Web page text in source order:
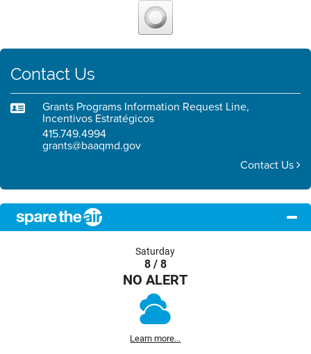
Contact Us
Grants Programs Information Request Line,
Incentivos Estratégicos
415.749.4994
grants@baaqmd.gov
Contact Us
Saturday
8 / 8
NO ALERT
Learn more...